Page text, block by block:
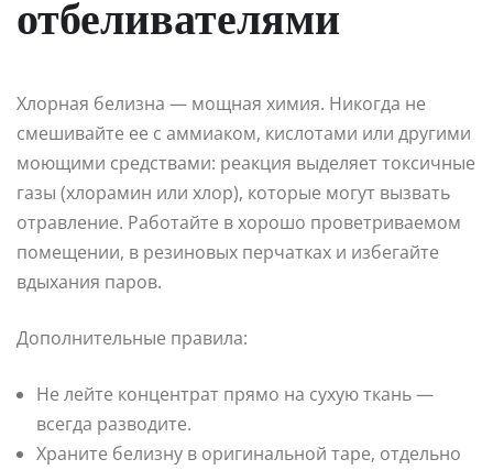
отбеливателями
Хлорная белизна — мощная химия. Никогда не
смешивайте ее с аммиаком, кислотами или другими
моющими средствами: реакция выделяет токсичные
газы (хлорамин или хлор), которые могут вызвать
отравление. Работайте в хорошо проветриваемом
помещении, в резиновых перчатках и избегайте
вдыхания паров.
Дополнительные правила:
Не лейте концентрат прямо на сухую ткань —
всегда разводите.
Храните белизну в оригинальной таре, отдельно